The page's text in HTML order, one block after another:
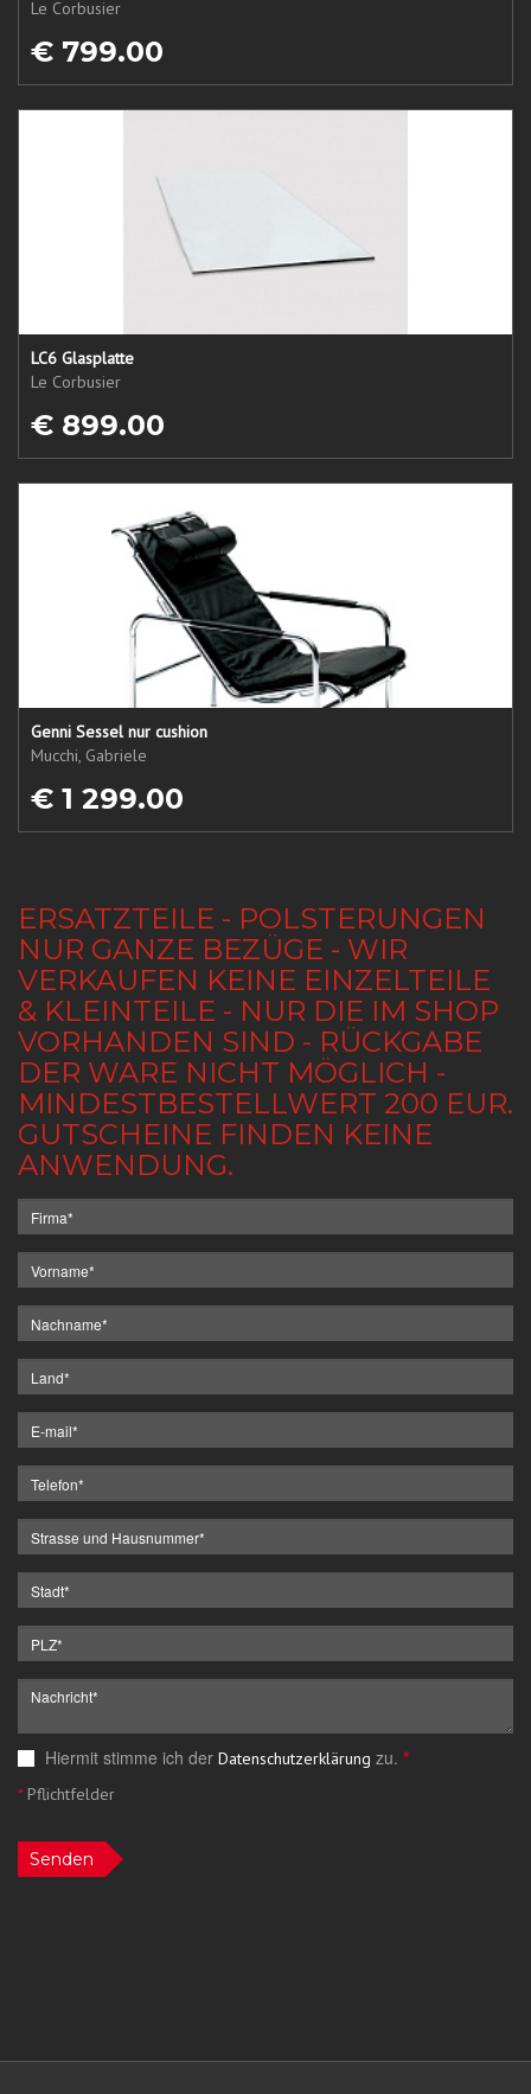
Le Corbusier
€ 799.00
LC6 Glasplatte
Le Corbusier
€ 899.00
Genni Sessel nur cushion
Mucchi, Gabriele
€ 1 299.00
ERSATZTEILE - POLSTERUNGEN
NUR GANZE BEZÜGE - WIR
VERKAUFEN KEINE EINZELTEILE
& KLEINTEILE - NUR DIE IM SHOP
VORHANDEN SIND - RÜCKGABE
DER WARE NICHT MÖGLICH -
MINDESTBESTELLWERT 200 EUR.
GUTSCHEINE FINDEN KEINE
ANWENDUNG.
Hiermit stimme ich der Datenschutzerklärung zu. *
*Pflichtfelder
Senden